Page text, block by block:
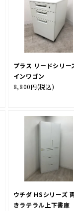
プラス リードシリー
インワゴン
8,800円(税込)
ウチダ HSシリーズ
きラテラル上下書庫